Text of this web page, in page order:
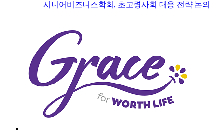
시니어비즈니스학회, 초고령사회 대응 전략 논의